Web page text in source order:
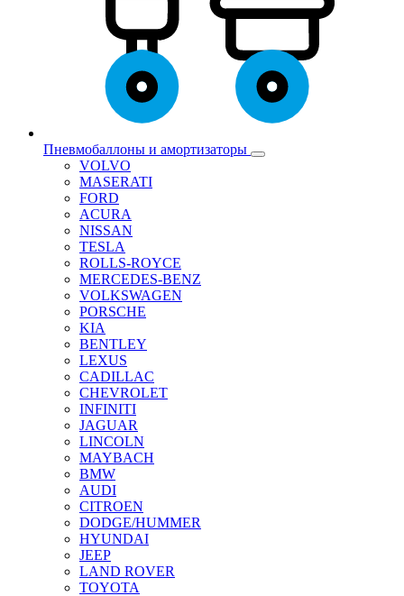
Пневмобаллоны и амортизаторы
VOLVO
MASERATI
FORD
ACURA
NISSAN
TESLA
ROLLS-ROYCE
MERCEDES-BENZ
VOLKSWAGEN
PORSCHE
KIA
BENTLEY
LEXUS
CADILLAC
CHEVROLET
INFINITI
JAGUAR
LINCOLN
MAYBACH
BMW
AUDI
CITROEN
DODGE/HUMMER
HYUNDAI
JEEP
LAND ROVER
TOYOTA